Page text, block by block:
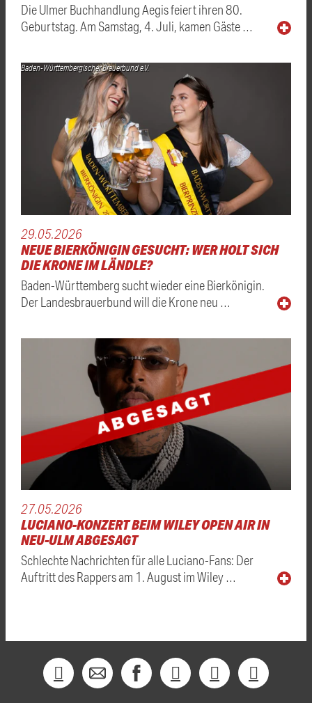
Die Ulmer Buchhandlung Aegis feiert ihren 80.
Geburtstag. Am Samstag, 4. Juli, kamen Gäste …
Baden-Württembergischer Brauerbund e.V.
29.05.2026
NEUE BIERKÖNIGIN GESUCHT: WER HOLT SICH
DIE KRONE IM LÄNDLE?
Baden-Württemberg sucht wieder eine Bierkönigin.
Der Landesbrauerbund will die Krone neu …
27.05.2026
LUCIANO-KONZERT BEIM WILEY OPEN AIR IN
NEU-ULM ABGESAGT
Schlechte Nachrichten für alle Luciano-Fans: Der
Auftritt des Rappers am 1. August im Wiley …